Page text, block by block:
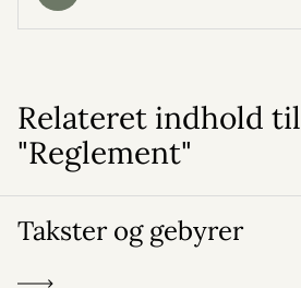
Relateret indhold til
"Reglement"
Takster og gebyrer